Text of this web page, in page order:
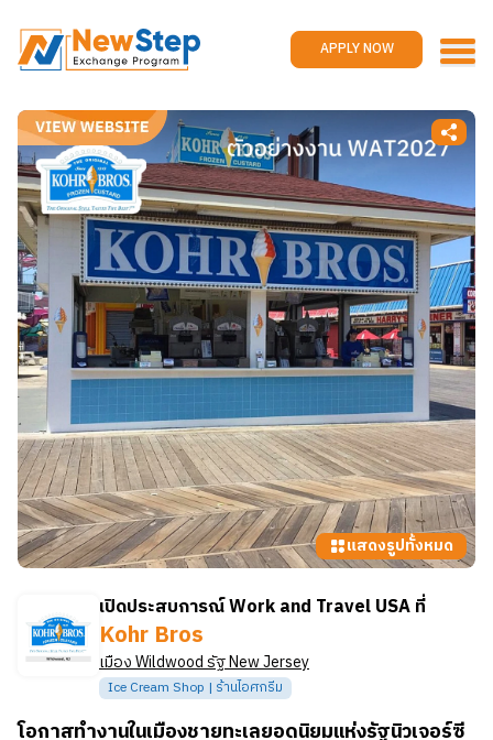
APPLY NOW
Work and travel
Reviews
Promotions
Contact us
APPLY NOW
แสดงรูปทั้งหมด
เปิดประสบการณ์ Work and Travel USA ที่
Kohr Bros
เมืองWildwoodรัฐNew Jersey
Ice Cream Shop | ร้านไอศกรีม
โอกาสทำงานในเมืองชายทะเลยอดนิยมแห่งรัฐนิวเจอร์ซี